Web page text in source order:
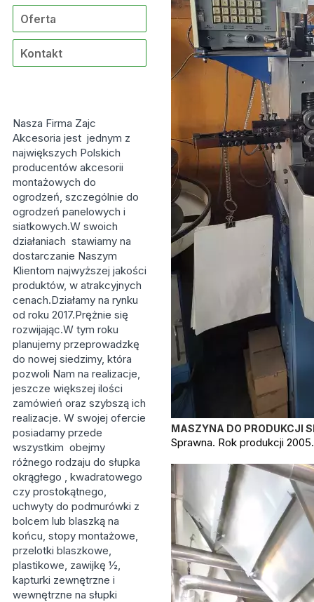
Oferta
Kontakt
Nasza Firma Zajc
Akcesoria jest jednym z
największych Polskich
producentów akcesorii
montażowych do
ogrodzeń, szczególnie do
ogrodzeń panelowych i
siatkowych.W swoich
działaniach stawiamy na
dostarczanie Naszym
Klientom najwyższej jakości
produktów, w atrakcyjnych
cenach.Działamy na rynku
od roku 2017.Prężnie się
rozwijając.W tym roku
planujemy przeprowadzkę
do nowej siedzimy, która
pozwoli Nam na realizacje,
jeszcze większej ilości
zamówień oraz szybszą ich
realizacje. W swojej ofercie
posiadamy przede
wszystkim obejmy
różnego rodzaju do słupka
okrągłego , kwadratowego
czy prostokątnego,
uchwyty do podmurówki z
bolcem lub blaszką na
końcu, stopy montażowe,
przelotki blaszkowe,
plastikowe, zawijkę ½,
kapturki zewnętrzne i
wewnętrzne na słupki
MASZYNA DO PRODUKCJI
Sprawna. Rok produkcji